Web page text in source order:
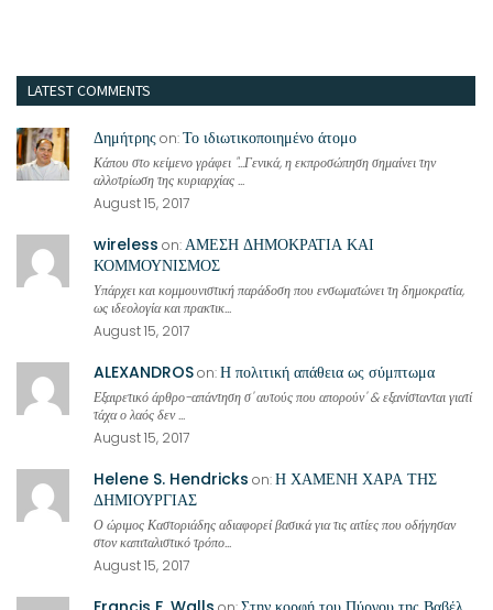
LATEST COMMENTS
Δημήτρηςon:Το ιδιωτικοποιημένο άτομο
Κάπου στο κείμενο γράφει "...Γενικά, η εκπροσώπηση σημαίνει την
αλλοτρίωση της κυριαρχίας ...
August 15, 2017
wireless on:ΑΜΕΣΗ ΔΗΜΟΚΡΑΤΙΑ ΚΑΙ
ΚΟΜΜΟΥΝΙΣΜΟΣ
Υπάρχει και κομμουνιστική παράδοση που ενσωματώνει τη δημοκρατία,
ως ιδεολογία και πρακτικ...
August 15, 2017
ALEXANDROSon:Η πολιτική απάθεια ως σύμπτωμα
Εξαιρετικό άρθρο-απάντηση σ' αυτούς που απορούν' & εξανίστανται γιατί
τάχα ο λαός δεν ...
August 15, 2017
Helene S. Hendricks on:Η ΧΑΜΕΝΗ ΧΑΡΑ ΤΗΣ
ΔΗΜΙΟΥΡΓΙΑΣ
Ο ώριμος Καστοριάδης αδιαφορεί βασικά για τις αιτίες που οδήγησαν
στον καπιταλιστικό τρόπο...
August 15, 2017